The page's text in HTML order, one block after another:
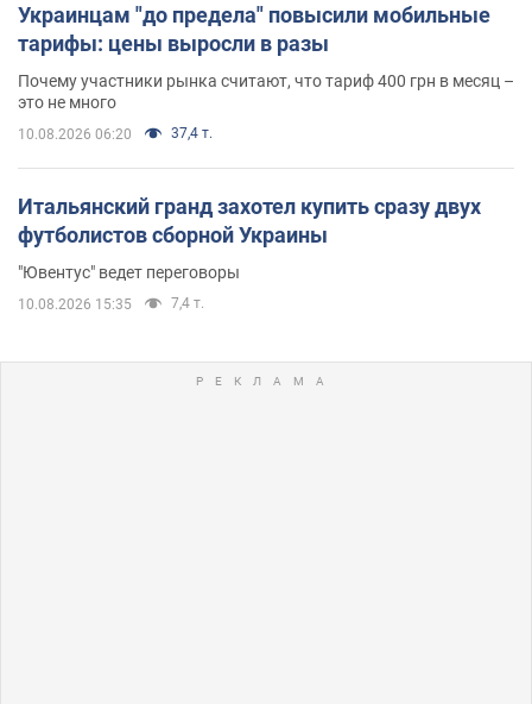
Украинцам "до предела" повысили мобильные
тарифы: цены выросли в разы
Почему участники рынка считают, что тариф 400 грн в месяц –
это не много
10.08.2026 06:20 37,4 т.
Итальянский гранд захотел купить сразу двух
футболистов сборной Украины
"Ювентус" ведет переговоры
10.08.2026 15:35 7,4 т.